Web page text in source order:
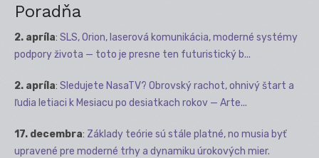
Poradňa
2. apríla: SLS, Orion, laserová komunikácia, moderné systémy
podpory života — toto je presne ten futuristický b...
2. apríla: Sledujete NasaTV? Obrovský rachot, ohnivý štart a
ľudia letiaci k Mesiacu po desiatkach rokov — Arte...
17. decembra: Základy teórie sú stále platné, no musia byť
upravené pre moderné trhy a dynamiku úrokových mier.